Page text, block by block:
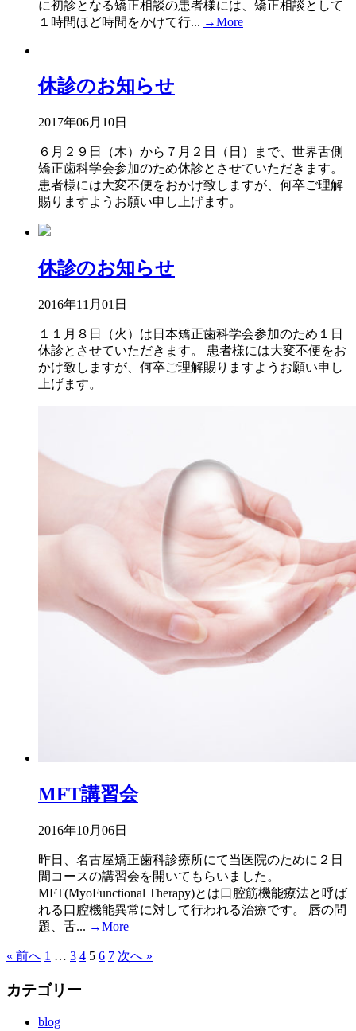
に初診となる矯正相談の患者様には、矯正相談として
１時間ほど時間をかけて行... →More
休診のお知らせ
2017年06月10日
６月２９日（木）から７月２日（日）まで、世界舌側
矯正歯科学会参加のため休診とさせていただきます。
患者様には大変不便をおかけ致しますが、何卒ご理解
賜りますようお願い申し上げます。
休診のお知らせ
2016年11月01日
１１月８日（火）は日本矯正歯科学会参加のため１日
休診とさせていただきます。 患者様には大変不便をお
かけ致しますが、何卒ご理解賜りますようお願い申し
上げます。
MFT講習会
2016年10月06日
昨日、名古屋矯正歯科診療所にて当医院のために２日
間コースの講習会を開いてもらいました。
MFT(MyoFunctional Therapy)とは口腔筋機能療法と呼ば
れる口腔機能異常に対して行われる治療です。 唇の問
題、舌... →More
« 前へ 1 … 3 4 5 6 7 次へ »
カテゴリー
blog